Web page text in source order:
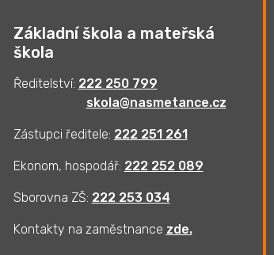
Základní škola a mateřská
škola
Ředitelství: 222 250 799
skola@nasmetance.cz
Zástupci ředitele: 222 251 261
Ekonom, hospodář: 222 252 089
Sborovna ZŠ: 222 253 034
Kontakty na zaměstnance zde.